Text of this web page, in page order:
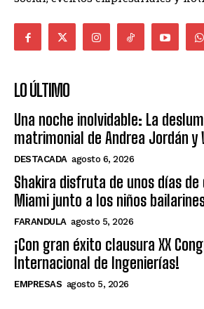
LO ÚLTIMO
Una noche inolvidable: La
matrimonial de Andrea Jordán y
DESTACADA agosto 6, 2026
Shakira disfruta de unos días de
Miami junto a los niños
FARANDULA agosto 5, 2026
¡Con gran éxito clausura XX
Internacional de Ingenierías!
EMPRESAS agosto 5, 2026